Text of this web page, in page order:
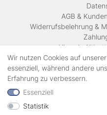
AGB &
Widerrufsbelehrung &
Hinweis
Versandkosten &
Wir nutzen Cookies auf
essenziell, während andere
Erfahrung zu verbessern.
Essenziell
Statistik